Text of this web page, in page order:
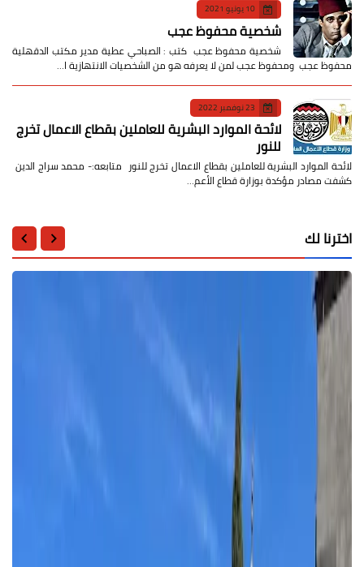
10 يونيو 2021
شخصية محفوظ عجب
شخصية محفوظ عجب كتب : الصباحي عطية مدير مكتب الدقهلية
محفوظ عجب ومحفوظ عجب لمن لا يعرفه هو من الشخصيات الانتهازية ا…
23 نوفمبر 2022
لائحة الموارد البشرية للعاملين بقطاع الاعمال تخرج
للنور
لائحة الموارد البشرية للعاملين بقطاع الاعمال تخرج للنور متابعه:- محمد سراج الدين
كشفت مصادر مؤكدة بوزارة قطاع الأعم…
اخترنا لك